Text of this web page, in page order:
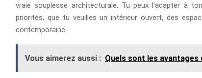
vraie souplesse architecturale. Tu peux l’adapter à
priorités, que tu veuilles un intérieur ouvert, des
contemporaine.
Vous aimerez aussi : Quels sont les avantages